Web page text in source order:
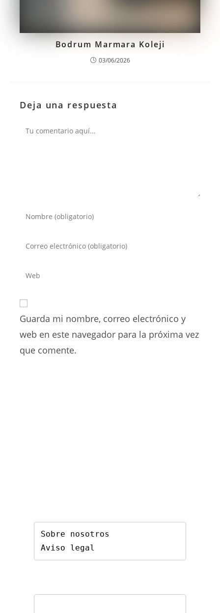
Bodrum Marmara Koleji
03/06/2026
Deja una respuesta
Comentario
Introduce
de
para
comentar
Introduce
de
electrónico
para
Introduce
de
tu
web
Guarda mi nombre, correo electrónico y
web en este navegador para la próxima vez
que comente.
Sobre nosotros
Aviso legal